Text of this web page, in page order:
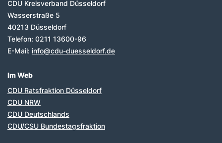
CDU Kreisverband Düsseldorf
Wasserstraße 5
40213 Düsseldorf
Telefon: 0211 13600-96
E-Mail: info@cdu-duesseldorf.de
Im Web
CDU Ratsfraktion Düsseldorf
CDU NRW
CDU Deutschlands
CDU/CSU Bundestagsfraktion